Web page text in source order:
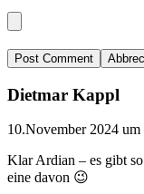
Dietmar Kappl
10.November 2024
Klar Ardian – es gibt
eine davon 😉